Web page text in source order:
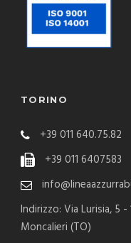
TORINO
+39 011 640.75.82
+39 011 6407583
Indirizzo: Via Lurisia, 5 -
Moncalieri (TO)